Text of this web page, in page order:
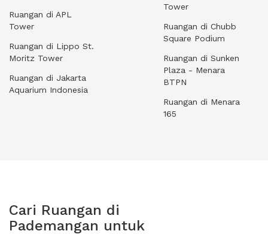
Ruangan di APL
Tower
Ruangan di Lippo St.
Moritz Tower
Ruangan di Jakarta
Aquarium Indonesia
Tower
Ruangan di Chubb
Square Podium
Ruangan di Sunken
Plaza - Menara
BTPN
Ruangan di Menara
165
Cari Ruangan di
Pademangan untuk